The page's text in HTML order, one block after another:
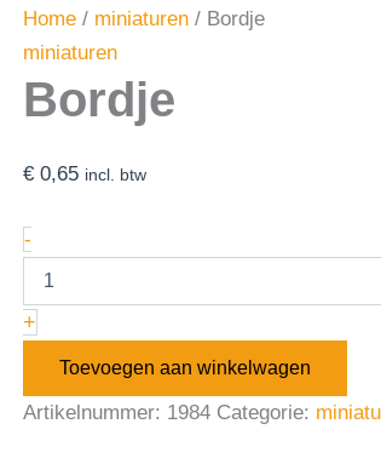
Home / miniaturen / Bordje
miniaturen
Bordje
€ 0,65 incl. btw
-
+
Toevoegen aan winkelwagen
Artikelnummer: 1984 Categorie: